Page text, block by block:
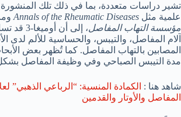
تشير دراسات متعددة، بما في ذلك تلك
علمية مثل Annals of the Rheumatic Diseases
مؤسسة التهاب المفاصل
، إلى أن
آلام المفاصل، والتيبس، والحساسية للألم لدى
المصابين بالتهاب المفاصل. كما تُظهر بعض
مدة التيبس الصباحي وفي وظيفة المفاصل
شاهد هنا : الكمادة المنسية: “الرباعي الذهبي”
المفاصل والأوتار والقدمين